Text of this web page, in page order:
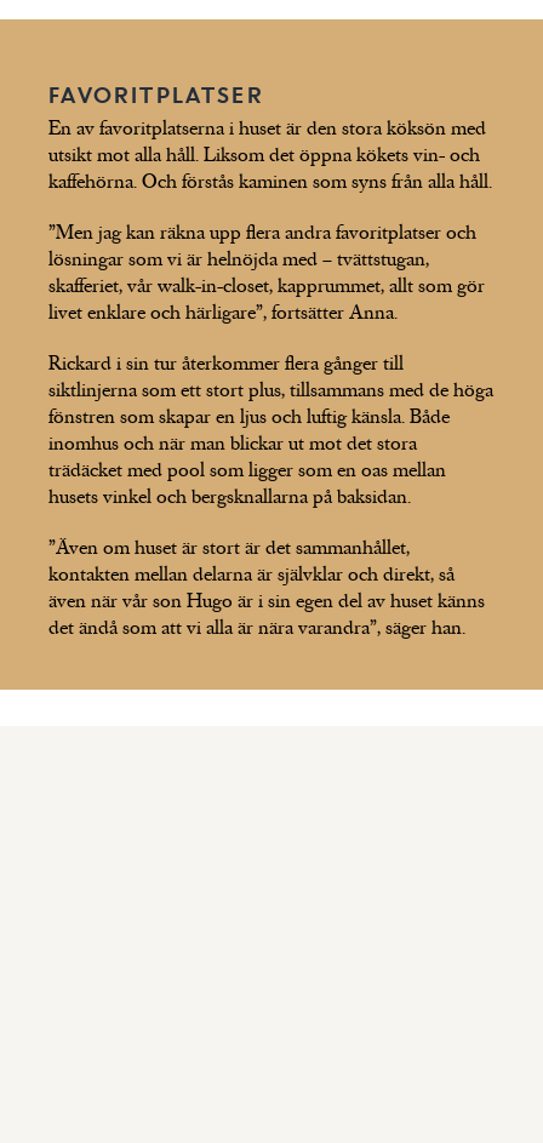
FAVORITPLATSER
En av favoritplatserna i huset är den stora köksön med
utsikt mot alla håll. Liksom det öppna kökets vin- och
kaffehörna. Och förstås kaminen som syns från alla håll.
”Men jag kan räkna upp flera andra favoritplatser och
lösningar som vi är helnöjda med – tvättstugan,
skafferiet, vår walk-in-closet, kapprummet, allt som gör
livet enklare och härligare”, fortsätter Anna.
Rickard i sin tur återkommer flera gånger till
siktlinjerna som ett stort plus, tillsammans med de höga
fönstren som skapar en ljus och luftig känsla. Både
inomhus och när man blickar ut mot det stora
trädäcket med pool som ligger som en oas mellan
husets vinkel och bergsknallarna på baksidan.
”Även om huset är stort är det sammanhållet,
kontakten mellan delarna är självklar och direkt, så
även när vår son Hugo är i sin egen del av huset känns
det ändå som att vi alla är nära varandra”, säger han.